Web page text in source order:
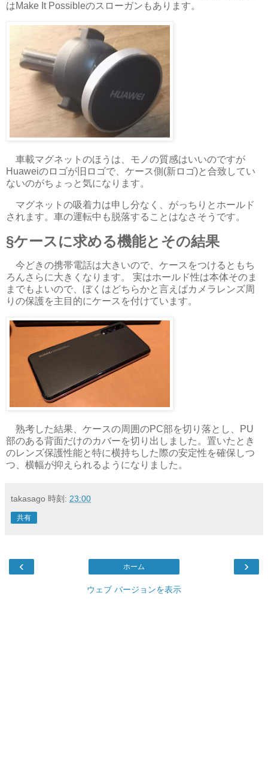
はMake It Possibleのスローガンもあります。
車載マグネットのほうは、モノの質感はいいのですが
Huaweiのロゴが旧ロゴで、ケース側(新ロゴ)と合致してい
ないのがちょっと気になります。
マグネットの吸着力は申し分なく、がっちりとホールド
されます。車の運転中も脱落することはなさそうです。
ケースに求める機能とその結果
今どきの携帯電話は大きいので、ケースをつけるともち
ろんさらに大きくなります。 実はホールド性は本体そのま
までもよいので、ぼくはどちらかと言えばカメラレンズ周
りの保護を主目的にケースを付けています。
熟考した結果、ケースの周囲のPC部を切り落とし、PU
部のある背面だけのカバーを切り出しました。置いたとき
のレンズ保護性能と特に横持ちした際の安定性を確保しつ
つ、横幅が抑えられるようになりました。
takasago 時刻: 23:00
共有
‹ ›
ホーム
ウェブ バージョンを表示